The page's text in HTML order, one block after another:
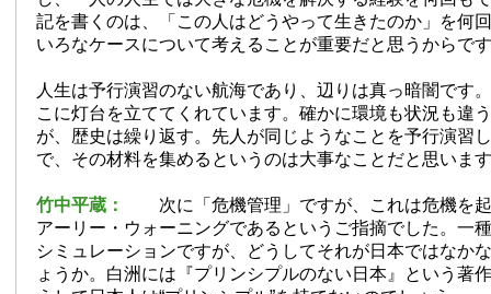
記を書くのは、「この人はどうやって生きたのか」を何
いろなケースについて考えることが重要だと思うからで
人生は予行演習のない航海であり、辺りは真っ暗闇です
こに灯台を立ててくれています。確かに環境も状況も違
が、歴史は繰り返す。先人が同じようなことを予行演習
で、その材料を集めるというのは大事なことだと思いま
竹中平蔵：
次に「危機管理」ですが、これは危機を
アーリー・ウォーニングであるというご指摘でした。一
シミュレーションですが、どうしてそれが日本ではなか
ょうか。白洲には『プリンシプルのない日本』という著